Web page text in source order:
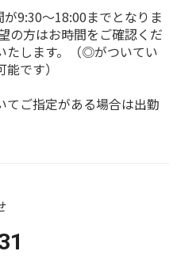
9:30～18:00までとなりま
の方はお時間をご確認くだ
たします。（◎がついてい
です）
ご指定がある場合は出勤